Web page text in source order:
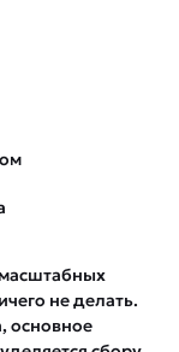
масштабных
не делать.
основное